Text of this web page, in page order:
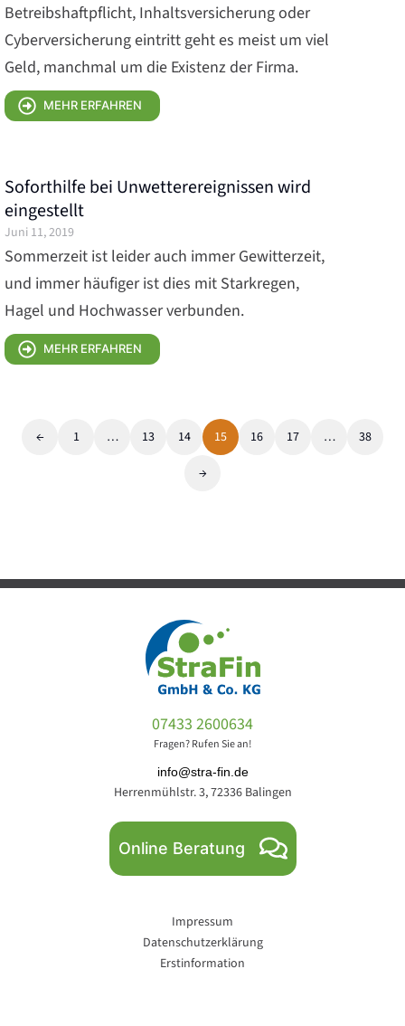
Betreibshaftpflicht, Inhaltsversicherung oder
Cyberversicherung eintritt geht es meist um viel
Geld, manchmal um die Existenz der Firma.
MEHR ERFAHREN
Soforthilfe bei Unwetterereignissen wird
eingestellt
Juni 11, 2019
Sommerzeit ist leider auch immer Gewitterzeit,
und immer häufiger ist dies mit Starkregen,
Hagel und Hochwasser verbunden.
MEHR ERFAHREN
← 1 … 13 14 15 16 17 …
38
→
07433 2600634
Fragen? Rufen Sie an!
info@stra-fin.de
Herrenmühlstr. 3, 72336 Balingen
Online Beratung
Impressum
Datenschutzerklärung
Erstinformation